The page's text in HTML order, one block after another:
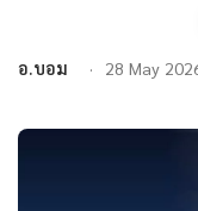
อ.บอม 28 May